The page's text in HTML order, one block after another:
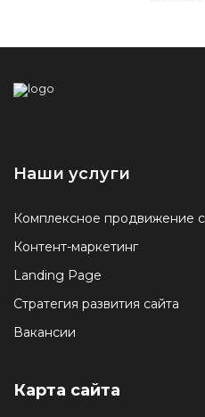
Наши услуги
Комплексное продвижение
Контент-маркетинг
Landing Page
Стратегия развития сайта
Вакансии
Карта сайта